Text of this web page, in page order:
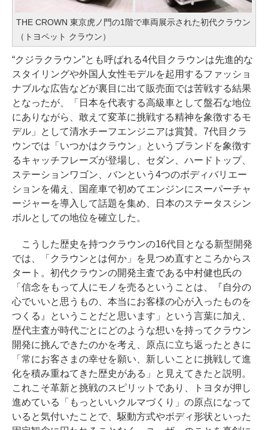
THE CROWN 東京虎ノ門の1階で車両展示された初代クラウン
（トヨペット クラウン）
“クジラクラウン”とも呼ばれる4代目クラウンは先進的な
スタイリングや外国人女性モデルを起用するファッショ
ナブルな広告などが裏目に出て販売面では苦戦する結果
となったが、「日本を代表する高級車として盤石な地位
にありながら、敢えて変革に挑戦する精神を象徴するモ
デル」として清水チーフエンジニアは賞賛。7代目クラ
ウンでは「いつかはクラウン」というブランドを象徴す
るキャッチフレーズが登場し、セダン、ハードトップ、
ステーションワゴン、バンという4つのボディバリエー
ションを備え、国産車で初めてエンジンにスーパーチャ
ージャーを導入して話題を集め、日本のステータスシン
ボルとしての地位を確立した。
こうした歴史を持つクラウンの16代目となる新型開発
では、「クラウンとは何か」を見つめ直すところからス
タート。初代クラウンの開発主査である中村健也氏の
「信念をもって人にモノを売るということは、『自分の
心でいいと思うもの、本当にお客様の心が入ったものを
つくる』ということだと思います」という言葉に加え、
歴代主査が時代ごとにどのような想いを持ってクラウン
開発に挑んできたのかを考え、原点に立ち返ったときに
「常にお客さまの幸せを願い、新しいことに挑戦して進
化を積み重ねてきた歴史がある」と見えてきたと説明。
これこそ革新と挑戦のスピリットであり、トヨタが押し
進めている「もっといいクルマづくり」の原点になって
いると気付いたことで、駆動方式やボディ形状といった